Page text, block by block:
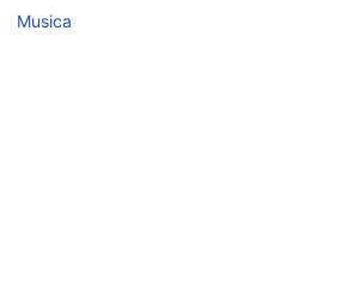
Musica